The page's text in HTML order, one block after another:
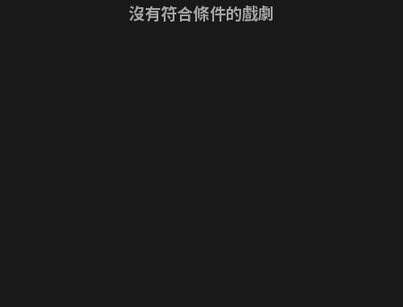
沒有符合條件的戲劇